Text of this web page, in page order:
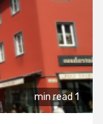
1 min read